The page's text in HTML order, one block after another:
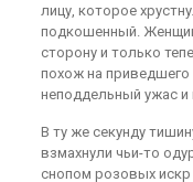
лицу, которое
подкошенный.
сторону и только
похож на приведшего
неподдельный ужас
В ту же секунду
взмахнули чьи-то
снопом розовых